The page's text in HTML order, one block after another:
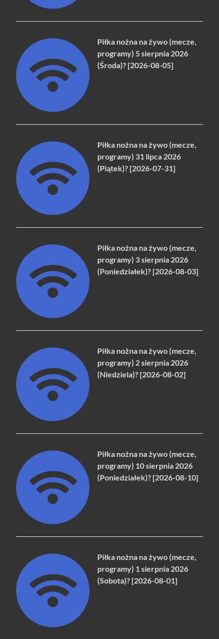
Piłka nożna na żywo (mecze,
programy) 5 sierpnia 2026
(Środa)? [2026-08-05]
Piłka nożna na żywo (mecze,
programy) 31 lipca 2026
(Piątek)? [2026-07-31]
Piłka nożna na żywo (mecze,
programy) 3 sierpnia 2026
(Poniedziałek)? [2026-08-03]
Piłka nożna na żywo (mecze,
programy) 2 sierpnia 2026
(Niedziela)? [2026-08-02]
Piłka nożna na żywo (mecze,
programy) 10 sierpnia 2026
(Poniedziałek)? [2026-08-10]
Piłka nożna na żywo (mecze,
programy) 1 sierpnia 2026
(Sobota)? [2026-08-01]